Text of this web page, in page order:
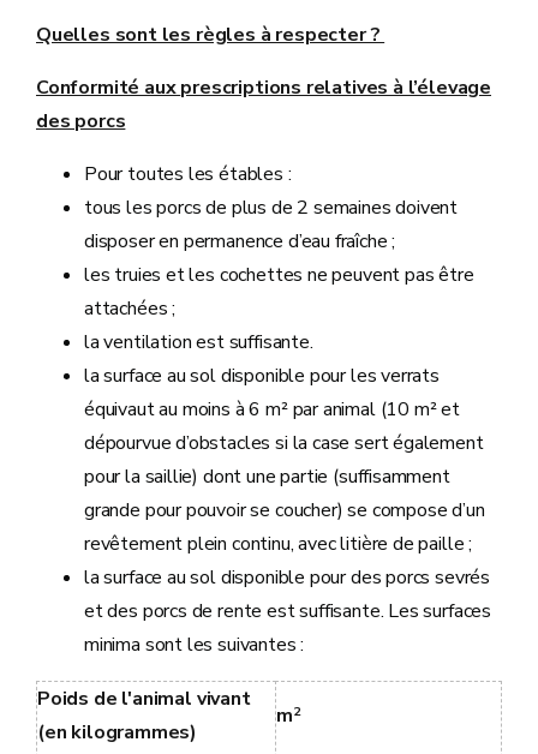
Quelles sont les règles à respecter ?
Conformité auxprescriptions relatives à l’élevage
des porcs
Pour toutes les étables :
tous les porcs de plus de 2 semaines doivent
disposer en permanence d’eau fraîche ;
les truies et les cochettes ne peuvent pas être
attachées ;
la ventilation est suffisante.
la surface au sol disponible pour les verrats
équivaut au moins à 6 m² par animal (10 m² et
dépourvue d’obstacles si la case sert également
pour la saillie) dont une partie (suffisamment
grande pour pouvoir se coucher) se compose d’un
revêtement plein continu, avec litière de paille ;
la surface au sol disponible pour des porcs sevrés
et des porcs de rente est suffisante. Les surfaces
minima sont les suivantes :
Poids de l'animal vivant
(en kilogrammes)
m2